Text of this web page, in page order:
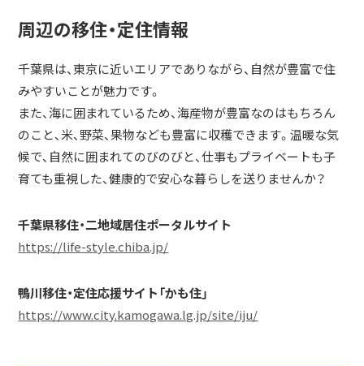
周辺の移住・定住情報
千葉県は、東京に近いエリアでありながら、自然が豊富で住
みやすいことが魅力です。
また、海に囲まれているため、海産物が豊富なのはもちろん
のこと、米、野菜、果物なども豊富に収穫できます。温暖な気
候で、自然に囲まれてのびのびと、仕事もプライベートも子
育ても重視した、健康的で安心な暮らしを送りませんか？
千葉県移住・二地域居住ポータルサイト
https://life-style.chiba.jp/
鴨川移住・定住応援サイト「かも住」
https://www.city.kamogawa.lg.jp/site/iju/